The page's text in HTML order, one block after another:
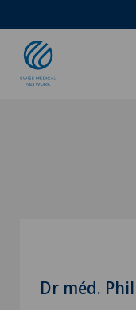
Dr méd.